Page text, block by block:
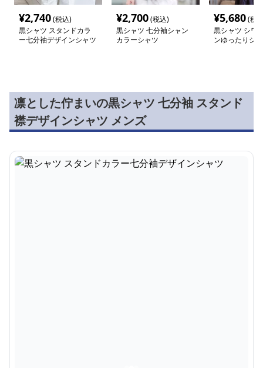
¥2,740(税込)
黒シャツ スタンドカラ
ー七分袖デザインシャツ
¥2,700(税込)
黒シャツ 七分袖シャン
カラーシャツ
¥5,680(税
黒シャツ シワ
ンゆったりシ
凛とした佇まいの黒シャツ 七分袖 スタンド
襟デザインシャツ メンズ